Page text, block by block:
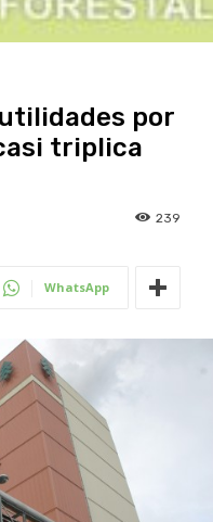
por
triplica
239
WhatsApp